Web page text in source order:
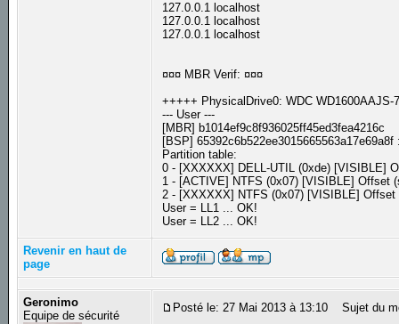
127.0.0.1 localhost
127.0.0.1 localhost
127.0.0.1 localhost
¤¤¤ MBR Verif: ¤¤¤
+++++ PhysicalDrive0: WDC WD1600AAJS-
--- User ---
[MBR] b1014ef9c8f936025ff45ed3fea4216c
[BSP]
Partition table:
0 - [XXXXXX] DELL-UTIL (0xde) [VISIBLE]
1 - [ACTIVE] NTFS (0x07) [VISIBLE] Offset
2 - [XXXXXX] NTFS (0x07) [VISIBLE]
User = LL1 ... OK!
User = LL2 ... OK!
Revenir en haut de
page
Geronimo
Equipe de sécurité
Posté le: 27 Mai 2013 à 13:10 Sujet du